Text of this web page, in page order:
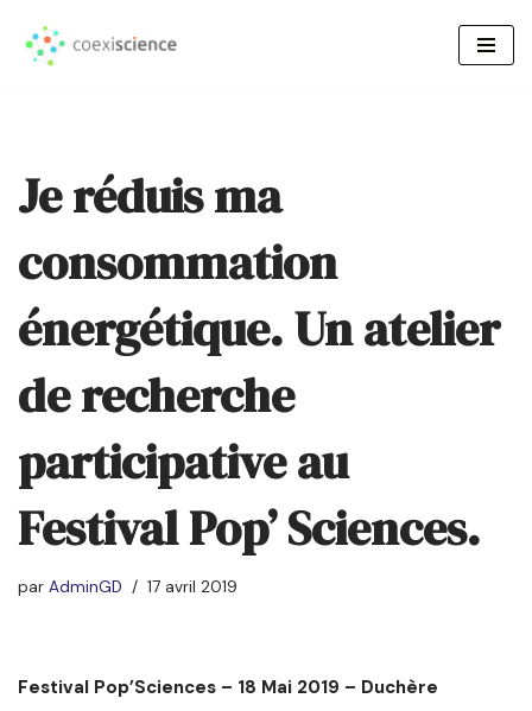
Aller
Je réduis ma
consommation
énergétique. Un atelier
de recherche
participative au
Festival Pop’ Sciences.
par AdminGD 17 avril 2019
Festival Pop’Sciences – 18 Mai 2019 – Duchère